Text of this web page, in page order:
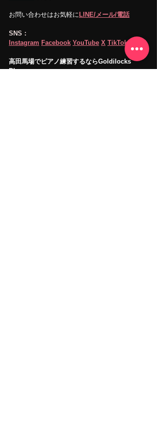
お問い合わせはお気軽に LINE/メール/電話
SNS：
Instagram Facebook YouTube X TikTok
高田馬場でピアノ練習するならGoldilocks
Playroom